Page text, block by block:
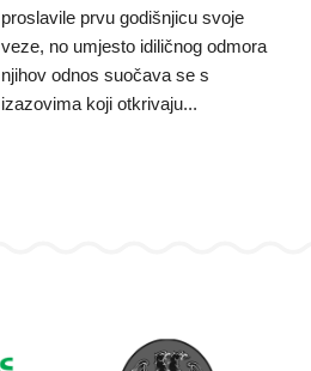
proslavile prvu godišnjicu svoje
veze, no umjesto idiličnog odmora
njihov odnos suočava se s
izazovima koji otkrivaju...